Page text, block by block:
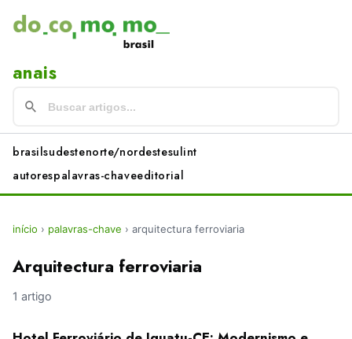
anais
brasilsudestenorte/nordestesulint
autorespalavras-chaveeditorial
início › palavras-chave › arquitectura ferroviaria
Arquitectura ferroviaria
1 artigo